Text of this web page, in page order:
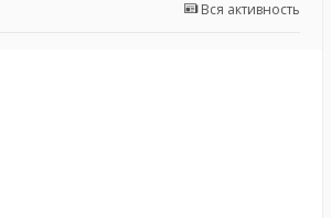
Вся активность